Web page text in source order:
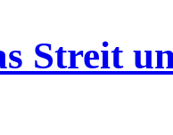
Streit